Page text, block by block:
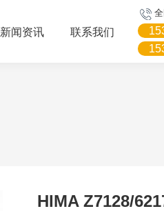
新闻资讯 联系我们
全
HIMA Z7128/